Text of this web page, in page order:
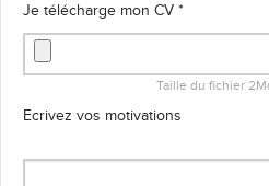
Je télécharge mon CV *
Taille du fichier
Ecrivez vos motivations